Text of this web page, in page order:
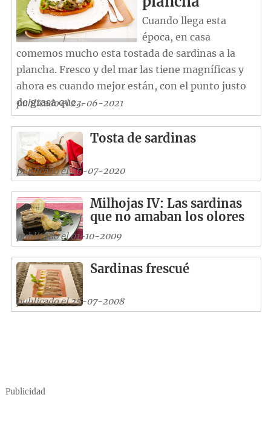
Cuando llega esta
época, en casa
comemos mucho esta tostada de sardinas a la
plancha. Fresco y del mar las tiene magníficas y
ahora es cuando mejor están, con el punto justo
de grasa que...
publicado el 23-06-2021
Tosta de sardinas
publicado el 26-07-2020
Milhojas IV: Las sardinas
que no amaban los olores
publicado el 01-10-2009
Sardinas frescué
publicado el 25-07-2008
Publicidad